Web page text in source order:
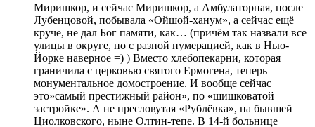
Миришкор, и сейчас Миришкор, а Амбулаторная, после
Лубенцовой, побывала «Ойшой-ханум», а сейчас ещё
круче, не дал Бог памяти, как… (причём так назвали все
улицы в округе, но с разной нумерацией, как в Нью-
Йорке наверное =) ) Вместо хлебопекарни, которая
граничила с церковью святого Ермогена, теперь
монументальное домостроение. И вообще сейчас
это»самый престижный район», по «шишковатой
застройке». А не пресловутая «Рублёвка», на бывшей
Циолковского, ныне Олтин-тепе. В 14-й больнице